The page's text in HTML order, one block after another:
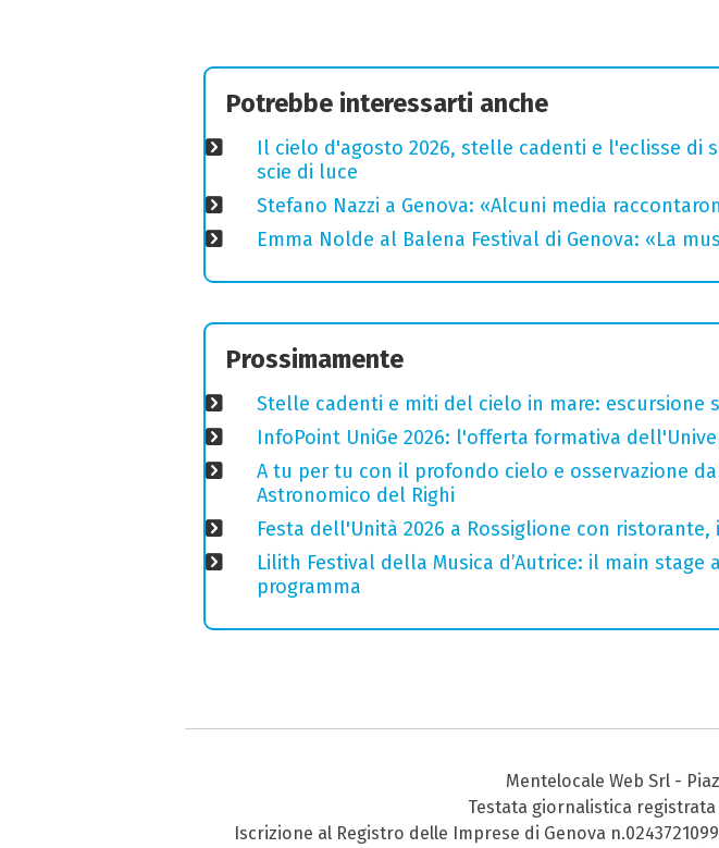
Potrebbe interessarti anche
Il cielo d'agosto 2026, stelle cadenti e l'eclisse di
scie di luce
Stefano Nazzi a Genova: «Alcuni media
Emma Nolde al Balena Festival di Genova: «La
Prossimamente
Stelle cadenti e miti del cielo in mare: escursione
InfoPoint UniGe 2026: l'offerta formativa
A tu per tu con il profondo cielo e osservazione
Astronomico del Righi
Festa dell'Unità 2026 a Rossiglione con
Lilith Festival della Musica d’Autrice: il main
programma
Mentelocale Web Srl -
Testata giornalistica
Iscrizione al Registro delle Imprese di Genova